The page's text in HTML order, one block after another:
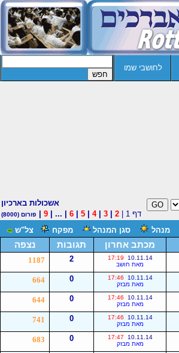
לחושבי שמו
אשכולות בארכיון
דף 1 |
2
3
|
4
5
6
| ... |
9 פורום (8000)
מנהל סגן המנהל מפקח צל"ש
מכתב אחרון תגובות נצפה
10.11.14
17:19
מאת חושב
2
1187
10.11.14
17:46
מאת מבזק
0
664
10.11.14
17:46
מאת מבזק
0
644
10.11.14
17:46
מאת מבזק
0
741
10.11.14
17:47
מאת מבזק
0
683